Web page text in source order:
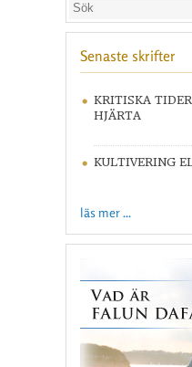
Senaste skrifter
KRITISKA
HJÄRTA
KULTIVERING
läs mer ...